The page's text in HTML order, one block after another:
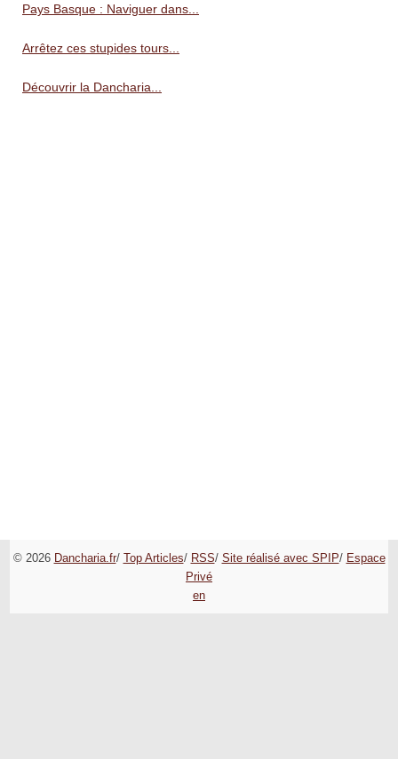
Pays Basque : Naviguer dans...
Arrêtez ces stupides tours...
Découvrir la Dancharia...
© 2026 Dancharia.fr/ Top Articles/ RSS/ Site réalisé avec SPIP/ Espace
Privé
en